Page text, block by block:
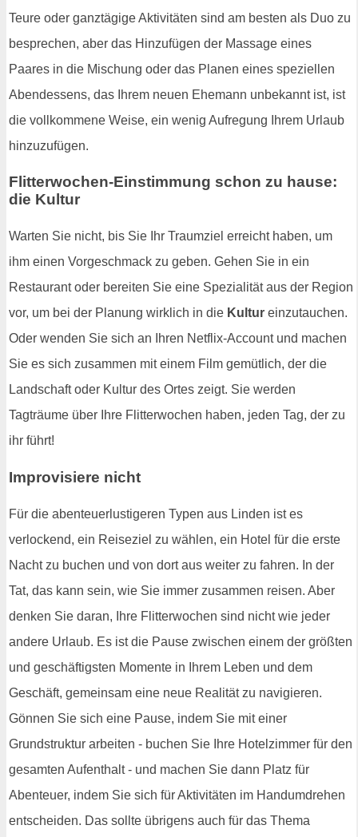
Teure oder ganztägige Aktivitäten sind am besten als Duo zu
besprechen, aber das Hinzufügen der Massage eines
Paares in die Mischung oder das Planen eines speziellen
Abendessens, das Ihrem neuen Ehemann unbekannt ist, ist
die vollkommene Weise, ein wenig Aufregung Ihrem Urlaub
hinzuzufügen.
Flitterwochen-Einstimmung schon zu hause:
die Kultur
Warten Sie nicht, bis Sie Ihr Traumziel erreicht haben, um
ihm einen Vorgeschmack zu geben. Gehen Sie in ein
Restaurant oder bereiten Sie eine Spezialität aus der Region
vor, um bei der Planung wirklich in die Kultur einzutauchen.
Oder wenden Sie sich an Ihren Netflix-Account und machen
Sie es sich zusammen mit einem Film gemütlich, der die
Landschaft oder Kultur des Ortes zeigt. Sie werden
Tagträume über Ihre Flitterwochen haben, jeden Tag, der zu
ihr führt!
Improvisiere nicht
Für die abenteuerlustigeren Typen aus Linden ist es
verlockend, ein Reiseziel zu wählen, ein Hotel für die erste
Nacht zu buchen und von dort aus weiter zu fahren. In der
Tat, das kann sein, wie Sie immer zusammen reisen. Aber
denken Sie daran, Ihre Flitterwochen sind nicht wie jeder
andere Urlaub. Es ist die Pause zwischen einem der größten
und geschäftigsten Momente in Ihrem Leben und dem
Geschäft, gemeinsam eine neue Realität zu navigieren.
Gönnen Sie sich eine Pause, indem Sie mit einer
Grundstruktur arbeiten - buchen Sie Ihre Hotelzimmer für den
gesamten Aufenthalt - und machen Sie dann Platz für
Abenteuer, indem Sie sich für Aktivitäten im Handumdrehen
entscheiden. Das sollte übrigens auch für das Thema